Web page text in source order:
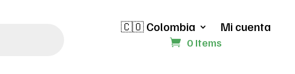
🇨🇴 Colombia Mi cuenta
0 Items